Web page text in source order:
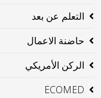
التعلم عن بعد
حاضنة الاعمال
الركن الأمريكي
ECOMED